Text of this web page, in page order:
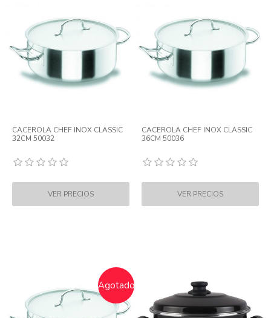
CACEROLA CHEF INOX CLASSIC
32CM 50032
CACEROLA CHEF INOX CLASSIC
36CM 50036
Agotado